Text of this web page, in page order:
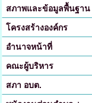
สภาพและข้อมูลพื้นฐาน
โครงสร้างองค์กร
อำนาจหน้าที่
คณะผู้บริหาร
สภา อบต.